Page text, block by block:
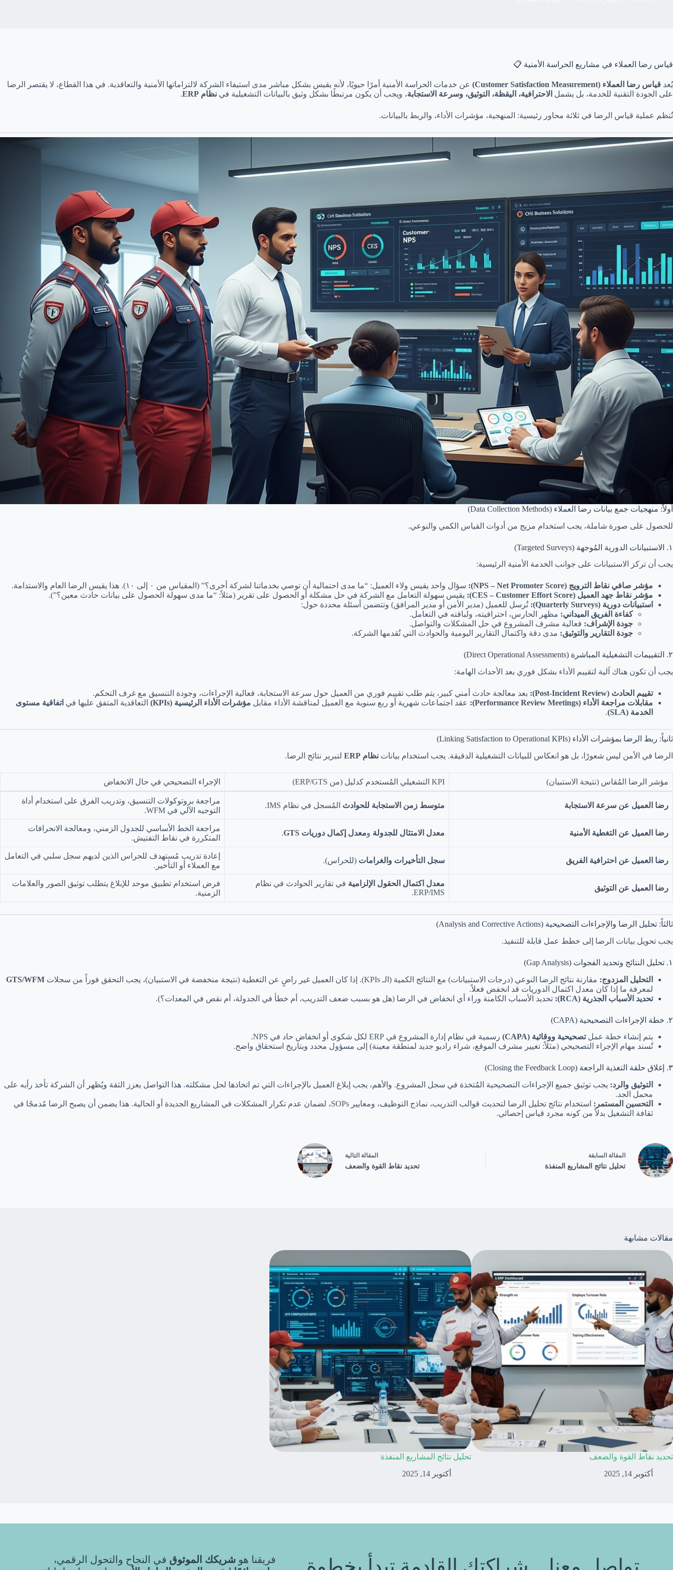
قياس رضا العملاء في مشاريع الحراسة الأمنية 📋
يُعد قياس رضا العملاء (Customer Satisfaction Measurement)
عن خدمات الحراسة الأمنية أمرًا حيويًا، لأنه يقيس بشكل مباشر مدى استيفاء الشركة لالتزاماتها الأمنية والتعاقدية. في هذا القطاع، لا يقتصر الرضا
على الجودة التقنية للخدمة، بل يشمل الاحترافية، اليقظة، التوثيق، وسرعة الاستجابة، ويجب أن يكون مرتبطًا بشكل وثيق بالبيانات التشغيلية في نظام ERP .
تُنظم عملية قياس الرضا في ثلاثة محاور رئيسية: المنهجية، مؤشرات الأداء، والربط بالبيانات.
أولاً: منهجيات جمع بيانات رضا العملاء (Data Collection Methods)
للحصول على صورة شاملة، يجب استخدام مزيج من أدوات القياس الكمي والنوعي.
١. الاستبيانات الدورية المُوجهة (Targeted Surveys)
يجب أن تركز الاستبيانات على جوانب الخدمة الأمنية الرئيسية:
مؤشر صافي نقاط الترويج (NPS – Net Promoter Score):
سؤال واحد يقيس ولاء العميل: “ما مدى احتمالية أن توصي بخدماتنا لشركة أخرى؟” (المقياس من ٠ إلى ١٠). هذا يقيس الرضا العام والاستدامة.
مؤشر نقاط جهد العميل (CES – Customer Effort Score):
يقيس سهولة التعامل مع الشركة في حل مشكلة أو الحصول على تقرير (مثلاً: “ما مدى سهولة الحصول على بيانات حادث معين؟”).
استبيانات دورية (Quarterly Surveys):
تُرسل للعميل (مدير الأمن أو مدير المرافق) وتتضمن أسئلة محددة حول:
كفاءة الفريق الميداني: مظهر الحارس، احترافيته، ولباقته في التعامل.
جودة الإشراف: فعالية مشرف المشروع في حل المشكلات والتواصل.
جودة التقارير والتوثيق: مدى دقة واكتمال التقارير اليومية والحوادث التي تُقدمها الشركة.
٢. التقييمات التشغيلية المباشرة (Direct Operational Assessments)
يجب أن تكون هناك آلية لتقييم الأداء بشكل فوري بعد الأحداث الهامة:
تقييم الحادث (Post-Incident Review):
بعد معالجة حادث أمني كبير، يتم طلب تقييم فوري من العميل حول سرعة الاستجابة، فعالية الإجراءات، وجودة التنسيق مع غرف التحكم.
مقابلات مراجعة الأداء (Performance Review Meetings):
عقد اجتماعات شهرية أو ربع سنوية مع العميل لمناقشة الأداء مقابل مؤشرات الأداء الرئيسية (KPIs) التعاقدية المتفق عليها في اتفاقية مستوى
الخدمة (SLA)
.
ثانياً: ربط الرضا بمؤشرات الأداء (Linking Satisfaction to Operational KPIs)
الرضا في الأمن ليس شعورًا، بل هو انعكاس للبيانات التشغيلية الدقيقة. يجب استخدام بيانات نظام ERP لتبرير نتائج الرضا.
مؤشر الرضا المُقاس (نتيجة الاستبيان) KPI التشغيلي المُستخدم كدليل (من ERP/GTS) الإجراء التصحيحي في حال الانخفاض
رضا العميل عن سرعة الاستجابة متوسط زمن الاستجابة للحوادث المُسجل في نظام IMS.
مراجعة بروتوكولات التنسيق، وتدريب الفرق على استخدام أداة
التوجيه الآلي في WFM.
رضا العميل عن التغطية الأمنية معدل الامتثال للجدولة ومعدل إكمال دوريات GTS .
مراجعة الخط الأساسي للجدول الزمني، ومعالجة الانحرافات
المتكررة في نقاط التفتيش.
رضا العميل عن احترافية الفريق سجل التأخيرات والغرامات (للحراس).
إعادة تدريب مُستهدف للحراس الذين لديهم سجل سلبي في التعامل
مع العملاء أو التأخير.
رضا العميل عن التوثيق
معدل اكتمال الحقول الإلزامية في تقارير الحوادث في نظام
ERP/IMS.
فرض استخدام تطبيق موحد للإبلاغ يتطلب توثيق الصور والعلامات
الزمنية.
ثالثاً: تحليل الرضا والإجراءات التصحيحية (Analysis and Corrective Actions)
يجب تحويل بيانات الرضا إلى خطط عمل قابلة للتنفيذ.
١. تحليل النتائج وتحديد الفجوات (Gap Analysis)
التحليل المزدوج: مقارنة نتائج الرضا النوعي (درجات الاستبيانات) مع النتائج الكمية (الـ KPIs). إذا كان العميل غير راضٍ عن التغطية (نتيجة منخفضة في الاستبيان)، يجب التحقق فوراً من سجلات
GTS/WFM
لمعرفة ما إذا كان معدل اكتمال الدوريات قد انخفض فعلاً.
تحديد الأسباب الجذرية (RCA):
تحديد الأسباب الكامنة وراء أي انخفاض في الرضا (هل هو بسبب ضعف التدريب، أم خطأ في الجدولة، أم نقص في المعدات؟).
٢. خطة الإجراءات التصحيحية (CAPA)
يتم إنشاء خطة عملتصحيحية ووقائية (CAPA)
رسمية في نظام إدارة المشروع في ERP لكل شكوى أو انخفاض حاد في NPS.
تُسند مهام الإجراء التصحيحي (مثلاً: تغيير مشرف الموقع، شراء راديو جديد لمنطقة معينة) إلى مسؤول محدد وبتاريخ استحقاق واضح.
٣. إغلاق حلقة التغذية الراجعة (Closing the Feedback Loop)
التوثيق والرد: يجب توثيق جميع الإجراءات التصحيحية المُتخذة في سجل المشروع. والأهم، يجب إبلاغ العميل بالإجراءات التي تم اتخاذها لحل مشكلته. هذا التواصل يعزز الثقة ويُظهر أن الشركة تأخذ رأيه على
محمل الجد.
التحسين المستمر:
استخدام نتائج تحليل الرضا لتحديث قوالب التدريب، نماذج التوظيف، ومعايير SOPs، لضمان عدم تكرار المشكلات في المشاريع الجديدة أو الحالية. هذا يضمن أن يصبح الرضا مُدمجًا في
ثقافة التشغيل بدلاً من كونه مجرد قياس إحصائي.
المقالة السابقة
تحليل نتائج المشاريع المنفذة
المقالة التالية
تحديد نقاط القوة والضعف
مقالات مشابهة
تحديد نقاط القوة والضعف
أكتوبر 14, 2025
تحليل نتائج المشاريع المنفذة
أكتوبر 14, 2025
فريقنا هو شريكك الموثوق في النجاح والتحول الرقمي،